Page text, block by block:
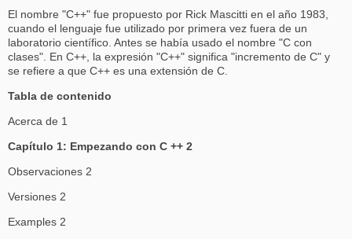
El nombre "C++" fue propuesto por Rick Mascitti en el año 1983,
cuando el lenguaje fue utilizado por primera vez fuera de un
laboratorio científico. Antes se había usado el nombre "C con
clases". En C++, la expresión "C++" significa "incremento de C" y
se refiere a que C++ es una extensión de C.
Tabla de contenido
Acerca de 1
Capítulo 1: Empezando con C ++ 2
Observaciones 2
Versiones 2
Examples 2